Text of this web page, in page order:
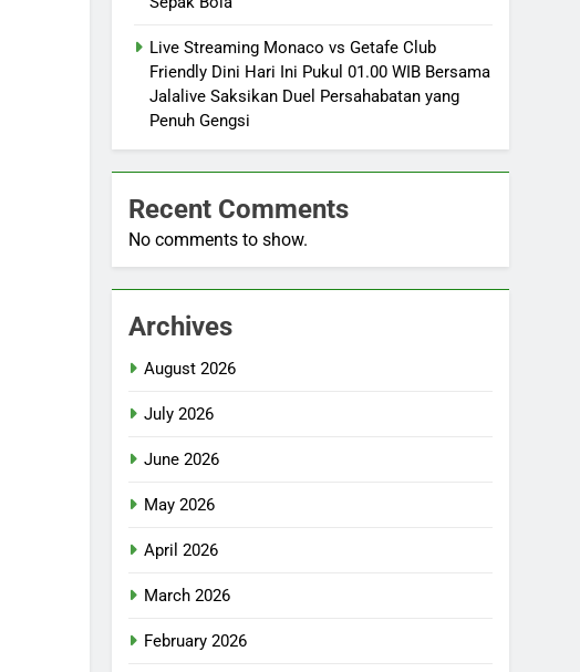
Live Streaming Monaco vs Getafe Club
Friendly Dini Hari Ini Pukul 01.00 WIB Bersama
Jalalive Saksikan Duel Persahabatan yang
Penuh Gengsi
Recent Comments
No comments to show.
Archives
August 2026
July 2026
June 2026
May 2026
April 2026
March 2026
February 2026